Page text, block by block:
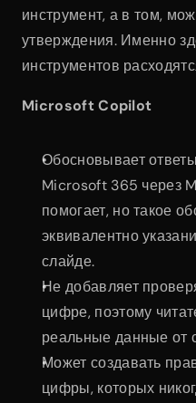
инструмент, а в том,
утверждения. Именно
инструментов
Microsoft Copilot
Обосновывает
Microsoft 365 через
помогает, но такое
эквивалентно
слайде.
Не добавляет
цифре, поэтому
реальные данные от
Может создавать
цифры, которых